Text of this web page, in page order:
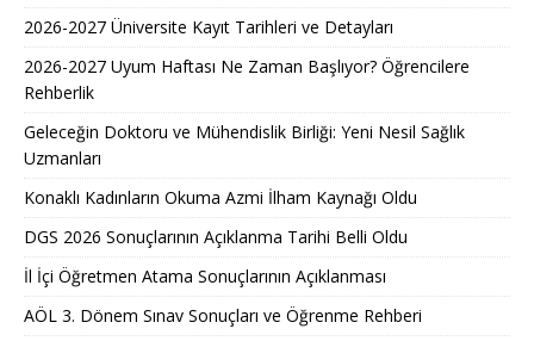
2026-2027 Üniversite Kayıt Tarihleri ve Detayları
2026-2027 Uyum Haftası Ne Zaman Başlıyor? Öğrencilere
Rehberlik
Geleceğin Doktoru ve Mühendislik Birliği: Yeni Nesil Sağlık
Uzmanları
Konaklı Kadınların Okuma Azmi İlham Kaynağı Oldu
DGS 2026 Sonuçlarının Açıklanma Tarihi Belli Oldu
İl İçi Öğretmen Atama Sonuçlarının Açıklanması
AÖL 3. Dönem Sınav Sonuçları ve Öğrenme Rehberi